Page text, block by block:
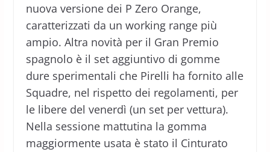
nuova versione dei P Zero Orange,
caratterizzati da un working range più
ampio. Altra novità per il Gran Premio
spagnolo è il set aggiuntivo di gomme
dure sperimentali che Pirelli ha fornito alle
Squadre, nel rispetto dei regolamenti, per
le libere del venerdì (un set per vettura).
Nella sessione mattutina la gomma
maggiormente usata è stato il Cinturato